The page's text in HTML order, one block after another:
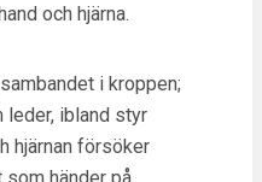
och hjärna.
i kroppen;
leder, ibland styr
hjärnan försöker
som händer på